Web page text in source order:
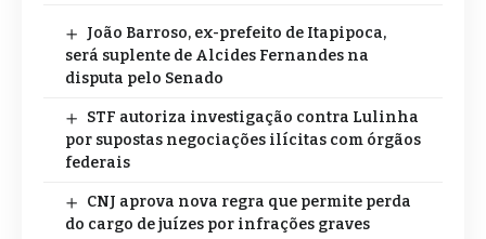
João Barroso, ex-prefeito de Itapipoca,
será suplente de Alcides Fernandes na
disputa pelo Senado
STF autoriza investigação contra Lulinha
por supostas negociações ilícitas com órgãos
federais
CNJ aprova nova regra que permite perda
do cargo de juízes por infrações graves